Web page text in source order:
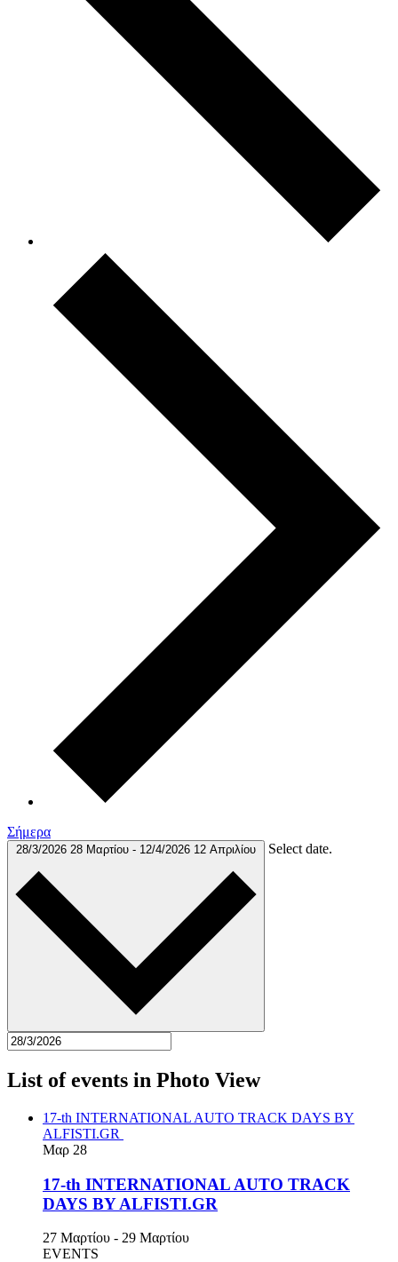
Σήμερα
28/3/2026 28 Μαρτίου - 12/4/2026 12 Απριλίου Select date.
List of events in Photo View
17-th INTERNATIONAL AUTO TRACK DAYS BY
ALFISTI.GR
Μαρ 28
17-th INTERNATIONAL AUTO TRACK
DAYS BY ALFISTI.GR
27 Μαρτίου - 29 Μαρτίου
EVENTS